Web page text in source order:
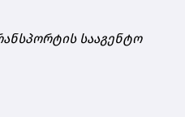
სააგენტო